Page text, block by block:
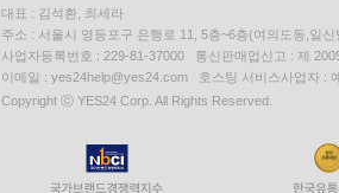
대표 : 김석환, 최세라
주소 : 서울시 영등포구 은행로 11, 5층~6층(여의도동,일신
사업자등록번호 : 229-81-37000 통신판매업신고 : 제
이메일 : yes24help@yes24.com 호스팅 서비스사업자 :
Copyright ⓒ YES24 Corp. All Rights Reserved.